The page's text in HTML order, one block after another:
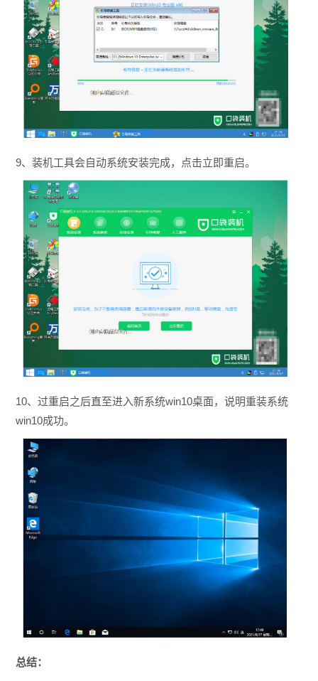
9、装机工具会自动系统安装完成，点击立即重启。
10、过重启之后直至进入新系统win10桌面，说明重装系统
win10成功。
总结：